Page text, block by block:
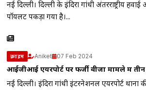
नई दिल्ली। दिल्ली के इंदिरा गांधी अंतरराष्ट्रीय
पॉयलट पकड़ा गया है।...
क्राइम Aniket 07 Feb 2024
आईजीआई एयरपोर्ट पर फर्जी वीजा मामले में
नई दिल्ली। इंदिरा गांधी इंटरनेशनल एयरपोर्ट थाना